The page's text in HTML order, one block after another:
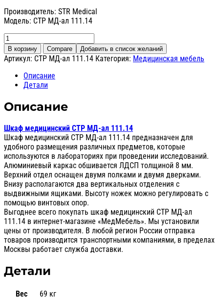
Производитель: STR Medical
Модель: СТР МД-ал 111.14
Количество
товара
Шкаф
медицинский
СТР
МД-
111.14
В корзину Compare Добавить в список желаний
Артикул: СТР МД-ал 111.14 Категория: Медицинская мебель
Описание
Детали
Описание
Шкаф медицинский СТР МД-ал 111.14
Шкаф медицинский СТР МД-ал 111.14 предназначен для
удобного размещения различных предметов, которые
используются в лабораториях при проведении исследований.
Алюминиевый каркас обшивается ЛДСП толщиной 8 мм.
Верхний отдел оснащен двумя полками и двумя дверками.
Внизу располагаются два вертикальных отделения с
выдвижными ящиками. Высоту ножек можно регулировать с
помощью винтовых опор.
Выгоднее всего покупать шкаф медицинский СТР МД-ал
111.14 в интернет-магазине «МедМебель». Мы установили
цены от производителя. В любой регион России отправка
товаров производится транспортными компаниями, в пределах
Москвы работает служба доставки.
Детали
Вес
69 кг